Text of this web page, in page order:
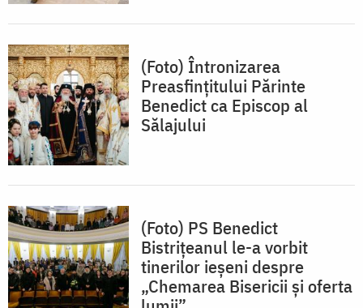
(Foto) Întronizarea
Preasfințitului Părinte
Benedict ca Episcop al
Sălajului
(Foto) PS Benedict
Bistrițeanul le-a vorbit
tinerilor ieșeni despre
„Chemarea Bisericii și oferta